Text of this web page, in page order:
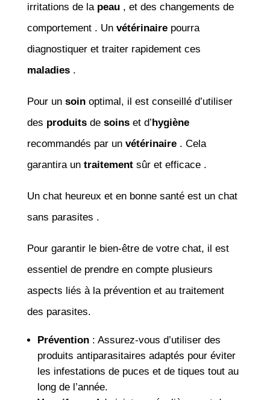
irritations de la peau, et des changements de
comportement . Un vétérinairepourra
diagnostiquer et traiter rapidement ces
maladies.
Pour un soinoptimal, il est conseillé d’utiliser
des produitsde soinset d’hygiène
recommandés par un vétérinaire. Cela
garantira un traitementsûr et efficace .
Un chat heureux et en bonne santé est un chat
sans parasites .
Pour garantir le bien-être de votre chat, il est
essentiel de prendre en compte plusieurs
aspects liés à la prévention et au traitement
des parasites.
Prévention: Assurez-vous d’utiliser des
produits antiparasitaires adaptés pour éviter
les infestations de puces et de tiques tout au
long de l’année.